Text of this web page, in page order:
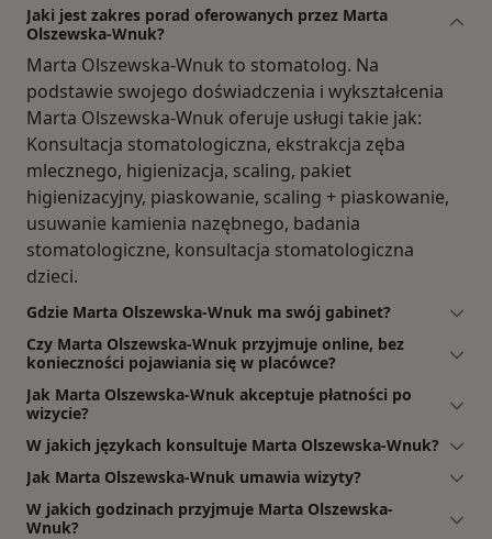
Jaki jest zakres porad oferowanych przez Marta
Olszewska-Wnuk?
Marta Olszewska-Wnuk to stomatolog. Na
podstawie swojego doświadczenia i wykształcenia
Marta Olszewska-Wnuk oferuje usługi takie jak:
Konsultacja stomatologiczna, ekstrakcja zęba
mlecznego, higienizacja, scaling, pakiet
higienizacyjny, piaskowanie, scaling + piaskowanie,
usuwanie kamienia nazębnego, badania
stomatologiczne, konsultacja stomatologiczna
dzieci.
Gdzie Marta Olszewska-Wnuk ma swój gabinet?
Czy Marta Olszewska-Wnuk przyjmuje online, bez
konieczności pojawiania się w placówce?
Jak Marta Olszewska-Wnuk akceptuje płatności po
wizycie?
W jakich językach konsultuje Marta Olszewska-Wnuk?
Jak Marta Olszewska-Wnuk umawia wizyty?
W jakich godzinach przyjmuje Marta Olszewska-
Wnuk?